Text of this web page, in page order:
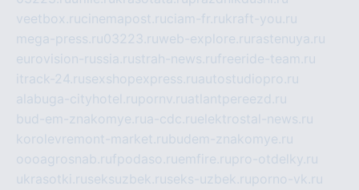
veetbox.rucinemapost.ruciam-fr.rukraft-you.ru
mega-press.ru03223.ruweb-explore.ru rastenuya.ru
eurovision-russia.rustrah-news.rufreeride-team.ru
itrack-24.rusexshopexpress.ruautostudiopro.ru
alabuga-cityhotel.rupornv.ruatlantpereezd.ru
bud-em-znakomye.rua-cdc.ruelektrostal-news.ru
korolevremont-market.rubudem-znakomye.ru
oooagrosnab.rufpodaso.ruemfire.rupro-otdelky.ru
ukrasotki.ruseksuzbek.ruseks-uzbek.ruporno-vk.ru